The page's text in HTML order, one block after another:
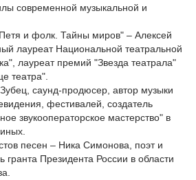
современной музыкальной и
и фолк. Тайны миров" – Алексей
лауреат Национальной театральной
лауреат премий "Звезда театрала"
театра".
саунд-продюсер, автор музыки
фестивалей, создатель
звукооператорское мастерство" в
песен – Ника Симонова, поэт и
гранта Президента России в области